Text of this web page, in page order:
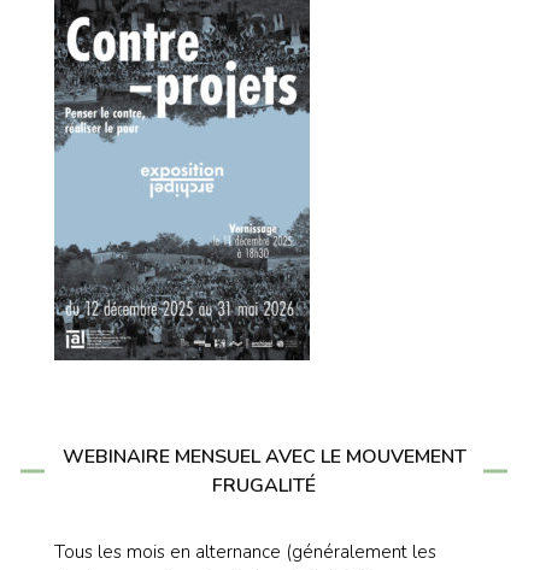
WEBINAIRE MENSUEL AVEC LE MOUVEMENT
FRUGALITÉ
Tous les mois en alternance (généralement les